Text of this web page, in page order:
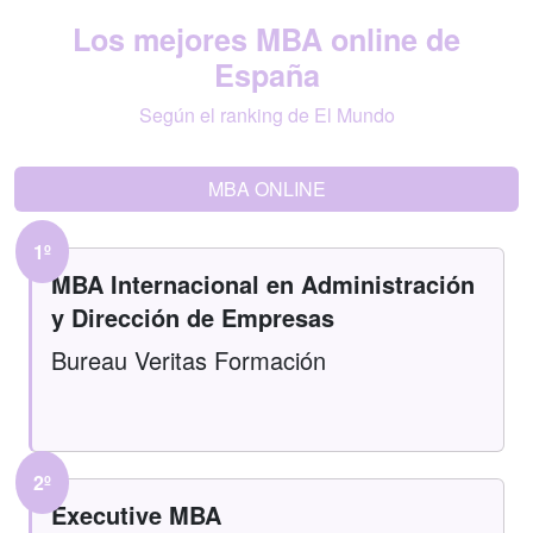
Los mejores MBA online de
España
Según el ranking de El Mundo
MBA ONLINE
1º
MBA Internacional en Administración
y Dirección de Empresas
Bureau Veritas Formación
2º
Executive MBA